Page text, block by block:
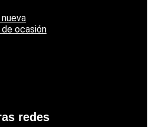
ocasión
redes